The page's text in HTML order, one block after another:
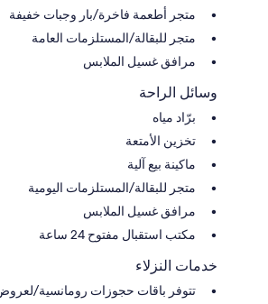
متجر أطعمة فاخرة/بار وجبات خفيفة
متجر للبقالة/المستلزمات العامة
مرافق غسيل الملابس
وسائل الراحة
برّاد مياه
تخزين الأمتعة
ماكينة بيع آلية
متجر للبقالة/المستلزمات اليومية
مرافق غسيل الملابس
مكتب استقبال مفتوح 24 ساعة
خدمات النزلاء
تتوفر باقات حجوزات رومانسية/